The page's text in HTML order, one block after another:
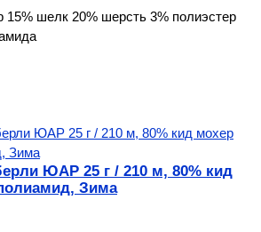
15% шелк 20% шерсть 3% полиэстер
ЮАР 25 г / 210 м, 80% кид
Зима